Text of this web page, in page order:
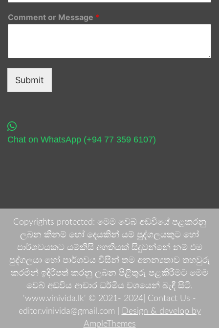
Comment or Message *
Submit
Chat on WhatsApp (+94 77 359 6107)
Copyrights protected: මෙම වෙබ් අඩවියේ පළකරනු
ලබන කිනම් හෝ දෙයකින් යම් පුද්ගලයකුට හෝ
පාර්ශවයකට යම්කිසි අගතියක් සිදුවන්නේ නම් එම
පුද්ගලයා හෝ පාර්ශවය විසින් තම අනන්‍යතාව තහවුරු
කරමින් ඉදිරිපත් කරනු ලබන පිළිතුරු පළකිරීමට මෙම
වෙබ් අඩවිය ආචාර ධර්මීය වශයෙන් බැඳී සිටී.
'www.vinivida.lk' © 2021- 2024| Contact Us -
editor.vinivida@gmail.com |
Design & develop by
AmpleThemes